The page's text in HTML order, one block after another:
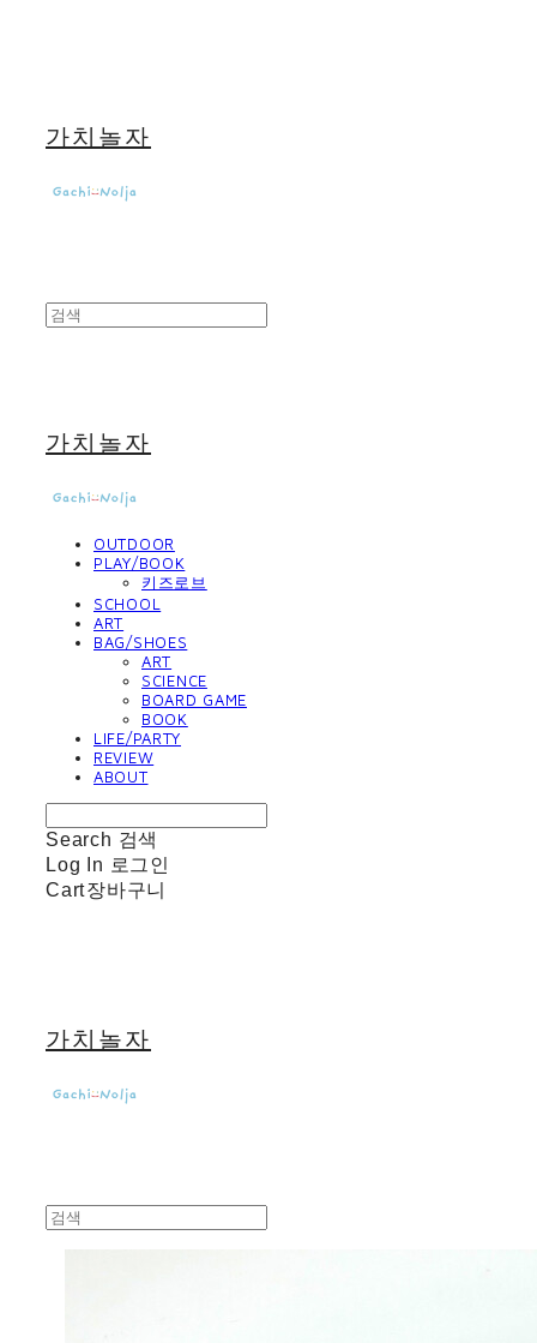
가치놀자
가치놀자
OUTDOOR
PLAY/BOOK
키즈로브
SCHOOL
ART
BAG/SHOES
ART
SCIENCE
BOARD GAME
BOOK
LIFE/PARTY
REVIEW
ABOUT
Search 검색
Log In 로그인
Cart장바구니
가치놀자